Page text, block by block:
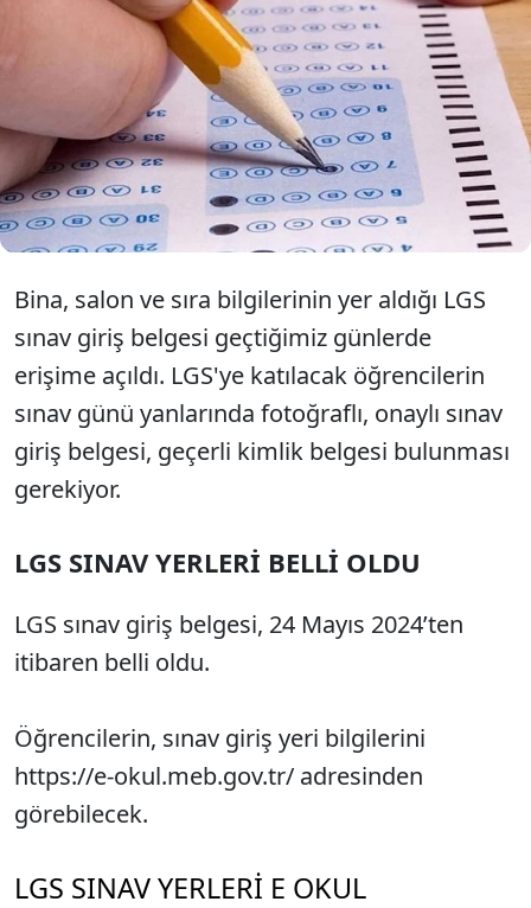
Türkiye genelinde gerçekleştirilecek Liselere Geçiş
Sistemi (LGS) sınavına katılacak tüm öğrenciler
tarafından bulundurulması gerekiyor. LGS sınav
giriş yerleri e-Okul Veli Bilgilendirme Sisteminden
öğrenilebiliyor. LGS sınav giriş belgesi okul
müdürlükleri tarafından alınacak, mühürlenerek
onaylandıktan sonra öğrenciye teslim edilecek.
Bina, salon ve sıra bilgilerinin yer aldığı LGS
sınav giriş belgesi geçtiğimiz günlerde
erişime açıldı. LGS'ye katılacak öğrencilerin
sınav günü yanlarında fotoğraflı, onaylı sınav
giriş belgesi, geçerli kimlik belgesi bulunması
gerekiyor.
LGS SINAV YERLERİ BELLİ OLDU
LGS sınav giriş belgesi, 24 Mayıs 2024’ten
itibaren belli oldu.
Öğrencilerin, sınav giriş yeri bilgilerini
https://e-okul.meb.gov.tr/ adresinden
görebilecek.
LGS SINAV YERLERİ E OKUL